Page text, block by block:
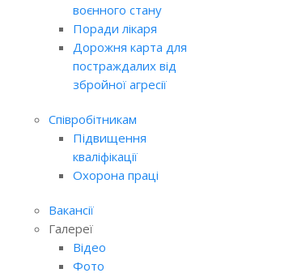
воєнного стану
Поради лікаря
Дорожня карта для
постраждалих від
збройної агресії
Співробітникам
Підвищення
кваліфікації
Охорона праці
Вакансії
Галереї
Відео
Фото